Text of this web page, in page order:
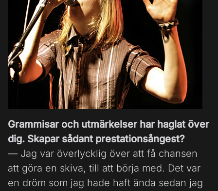
Grammisar och utmärkelser har haglat över
dig. Skapar sådant prestationsångest?
— Jag var överlycklig över att få chansen
att göra en skiva, till att börja med. Det var
en dröm som jag hade haft ända sedan jag